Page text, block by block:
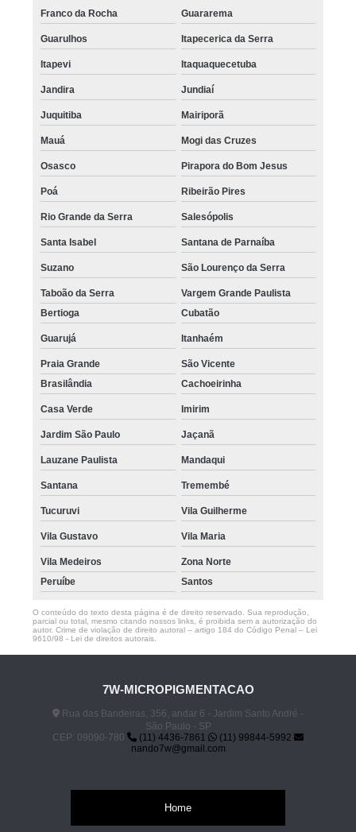
Franco da Rocha Guararema
Guarulhos Itapecerica da Serra
Itapevi Itaquaquecetuba
Jandira Jundiaí
Juquitiba Mairiporã
Mauá Mogi das Cruzes
Osasco Pirapora do Bom Jesus
Poá Ribeirão Pires
Rio Grande da Serra Salesópolis
Santa Isabel Santana de Parnaíba
Suzano São Lourenço da Serra
Taboão da Serra
Vargem Grande Paulista
Bertioga
Cubatão
Guarujá Itanhaém
Praia Grande
São Vicente
Brasilândia
Cachoeirinha
Casa Verde Imirim
Jardim São Paulo Jaçanã
Lauzane Paulista Mandaqui
Santana Tremembé
Tucuruvi Vila Guilherme
Vila Gustavo Vila Maria
Vila Medeiros
Zona Norte
Peruíbe
Santos
O conteúdo do texto desta página é de direito reservado. Sua reprodução,
parcial ou total, mesmo citando nossos links, é proibida sem a autorização do
autor. Crime de violação de direito autoral – artigo 184 do Código Penal – Lei
9610/98 - Lei de direitos autorais
7W-MICROPIGMENTACAO
Rua das Bandeiras, 356, andar 6 - Jardim Santo André -
São Paulo - SP
CEP: 09090-780
(11) 4436-7861
(11) 99844-5992
nando7w@gmail.com
Home